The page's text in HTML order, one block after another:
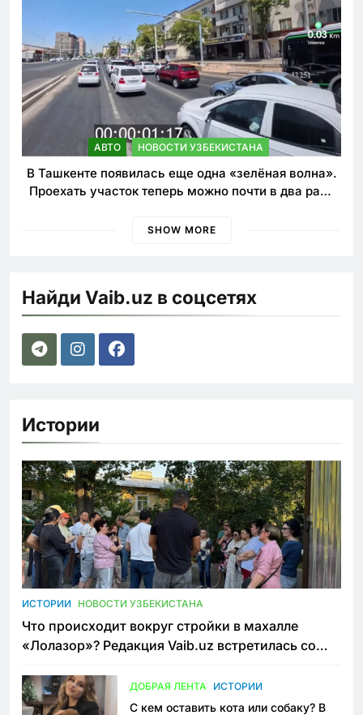
АВТО НОВОСТИ УЗБЕКИСТАНА
В Ташкенте появилась еще одна «зелёная волна».
Проехать участок теперь можно почти в два раза
SHOW MORE
Найди Vaib.uz в соцсетях
Истории
ИСТОРИИ НОВОСТИ УЗБЕКИСТАНА
Что происходит вокруг стройки в махалле
«Лолазор»? Редакция Vaib.uz встретилась со
ДОБРАЯ ЛЕНТА ИСТОРИИ
С кем оставить кота или собаку? В